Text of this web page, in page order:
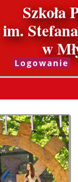
Szkoła
im.
w
Logowanie